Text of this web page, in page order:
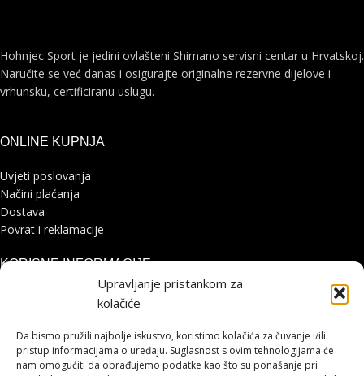
Upravljanje pristankom za
kolačiće
Da bismo pružili najbolje iskustvo, koristimo kolačića za čuvanje i/ili
pristup informacijama o uređaju. Suglasnost s ovim tehnologijama će
nam omogućiti da obrađujemo podatke kao što su ponašanje pri
Hohnjec Sport je jedini ovlašteni Shimano servisni centar u Hrvatskoj.
Naručite se već danas i osigurajte originalne rezervne dijelove i
vrhunsku, certificiranu uslugu.
ONLINE KUPNJA
Uvjeti poslovanja
Načini plaćanja
Dostava
Povrat i reklamacije
KORISNE INFORMACIJE
Zaštita osobnih podataka
Pohvale i prigovori
Platforma za online rješavanje sporova